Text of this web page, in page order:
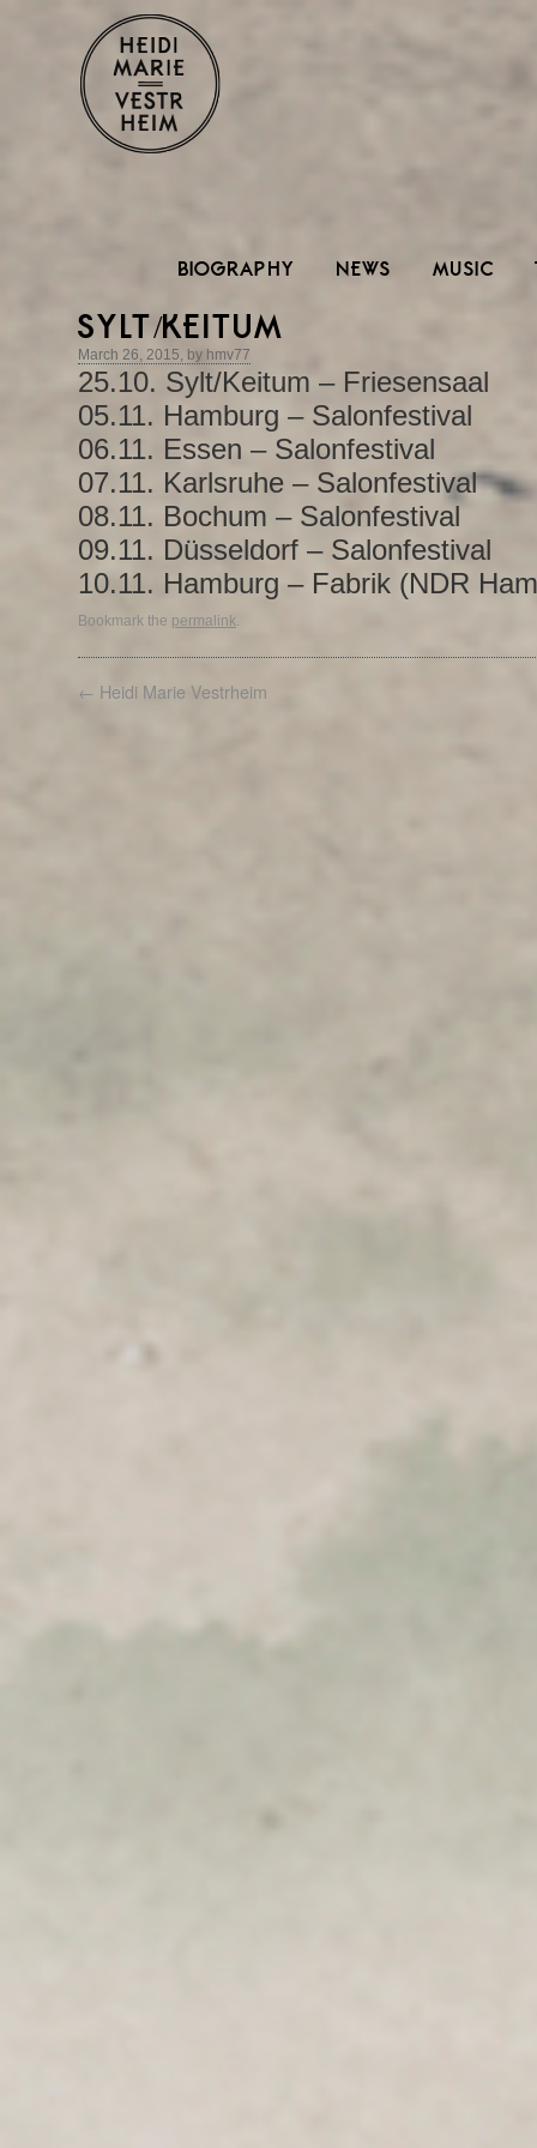
BIOGRAPHY NEWS MUSIC
SYLT/KEITUM
March 26, 2015, by hmv77
25.10. Sylt/Keitum – Friesensaal
05.11. Hamburg – Salonfestival
06.11. Essen – Salonfestival
07.11. Karlsruhe – Salonfestival
08.11. Bochum – Salonfestival
09.11. Düsseldorf – Salonfestival
10.11. Hamburg – Fabrik (NDR
Bookmark the permalink.
← Heidi Marie Vestrheim